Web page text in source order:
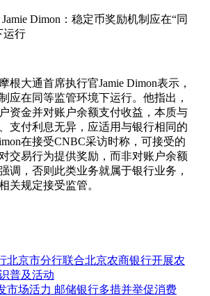
Dimon：稳定币奖励机制应在“同
运行
根大通首席执行官Jamie Dimon表示，
应在同等监管环境下运行。他指出，
资金并对账户余额支付收益，本质与
支付利息无异，应适用与银行相同的
在接受CNBC采访时称，可接受的
交易行为提供奖励，而非对账户余额
调，否则此类业务就属于银行业务，
关规定接受监管。
北京市分行联合北京农商银行开展农
普及活动
市场活力 邮储银行多措并举促消费